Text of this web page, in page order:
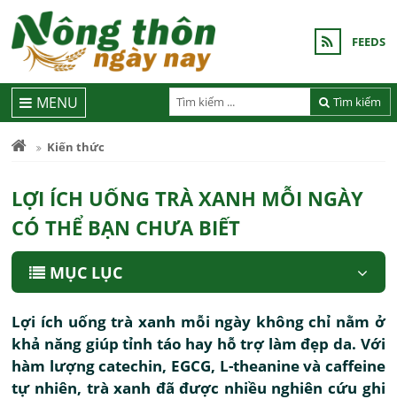
FEEDS
Tìm kiếm
MENU
Kiến thức
LỢI ÍCH UỐNG TRÀ XANH MỖI NGÀY
CÓ THỂ BẠN CHƯA BIẾT
MỤC LỤC
Lợi ích uống trà xanh mỗi ngày không chỉ nằm ở
khả năng giúp tỉnh táo hay hỗ trợ làm đẹp da. Với
hàm lượng catechin, EGCG, L-theanine và caffeine
tự nhiên, trà xanh đã được nhiều nghiên cứu ghi